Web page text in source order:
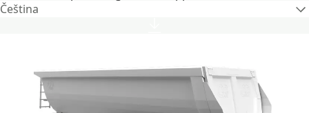
Čeština